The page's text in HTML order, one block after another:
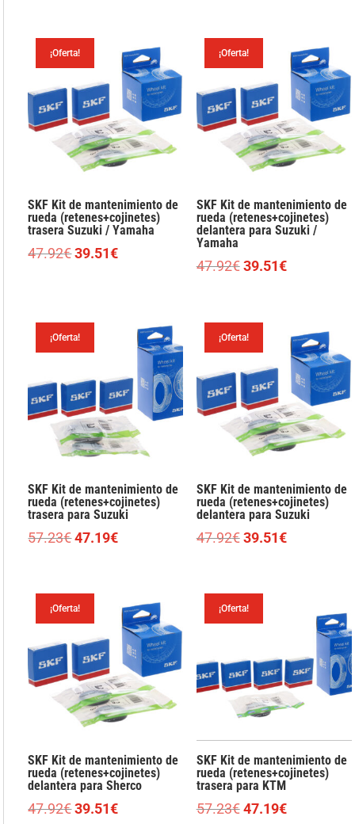
era:
57.23€.47.19€.
era:
39.51€.
¡Oferta!
SKF Kit de mantenimiento de
rueda (retenes+cojinetes)
trasera Suzuki / Yamaha
47.92€El
47.92€.
39.51€El
39.51€.
¡Oferta!
SKF Kit de mantenimiento de
rueda (retenes+cojinetes)
delantera para Suzuki /
Yamaha
47.92€ El
era:
39.51€El
39.51€.
¡Oferta!
SKF Kit de mantenimiento de
rueda (retenes+cojinetes)
trasera para Suzuki
57.23€El
era:
57.23€.
47.19€El
47.19€.
¡Oferta!
SKF Kit de mantenimiento de
rueda (retenes+cojinetes)
delantera para Suzuki
47.92€ El
era:
39.51€El
39.51€.
¡Oferta!
SKF Kit de mantenimiento de
rueda (retenes+cojinetes)
delantera para Sherco
47.92€El
39.51€El
¡Oferta!
SKF Kit de mantenimiento de
rueda (retenes+cojinetes)
trasera para KTM
57.23€ El
47.19€El